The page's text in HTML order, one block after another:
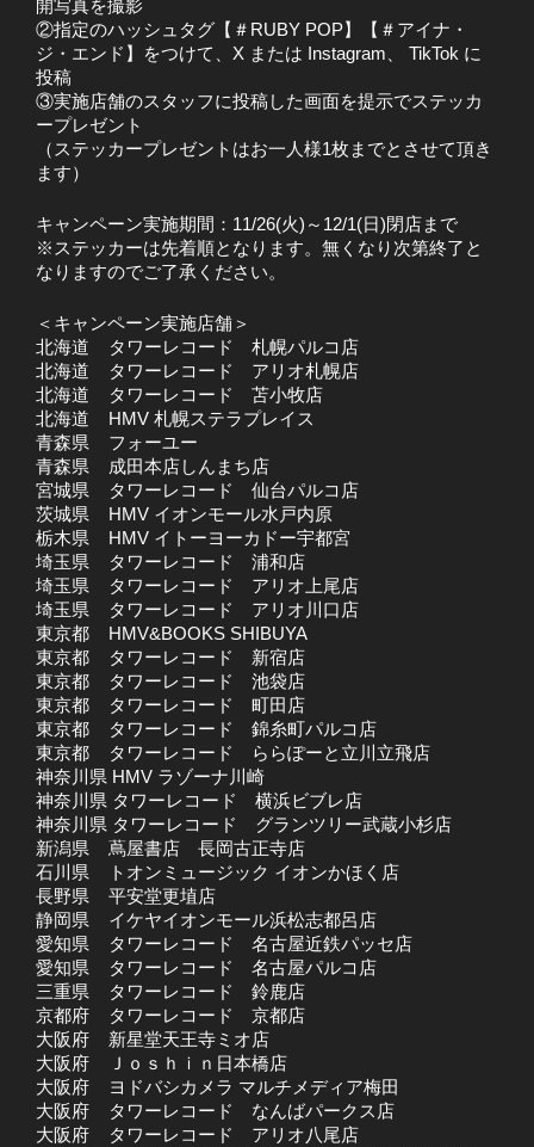
開写真を撮影
②指定のハッシュタグ【＃RUBY POP】【＃アイナ・
ジ・エンド】をつけて、X または Instagram、 TikTok に
投稿
③実施店舗のスタッフに投稿した画面を提示でステッカ
ープレゼント
（ステッカープレゼントはお一人様1枚までとさせて頂き
ます）
キャンペーン実施期間：11/26(火)～12/1(日)閉店まで
※ステッカーは先着順となります。無くなり次第終了と
なりますのでご了承ください。
＜キャンペーン実施店舗＞
北海道
タワーレコード 札幌パルコ店
北海道
タワーレコード アリオ札幌店
北海道
タワーレコード 苫小牧店
北海道
HMV 札幌ステラプレイス
青森県
フォーユー
青森県
成田本店しんまち店
宮城県
タワーレコード 仙台パルコ店
茨城県
HMV イオンモール水戸内原
栃木県
HMV イトーヨーカドー宇都宮
埼玉県
タワーレコード 浦和店
埼玉県
タワーレコード アリオ上尾店
埼玉県
タワーレコード アリオ川口店
東京都
HMV&BOOKS SHIBUYA
東京都
タワーレコード 新宿店
東京都
タワーレコード 池袋店
東京都
タワーレコード 町田店
東京都
タワーレコード 錦糸町パルコ店
東京都
タワーレコード ららぽーと立川立飛店
神奈川県 HMV ラゾーナ川崎
神奈川県 タワーレコード 横浜ビブレ店
神奈川県 タワーレコード グランツリー武蔵小杉店
新潟県
蔦屋書店 長岡古正寺店
石川県
トオンミュージック イオンかほく店
長野県
平安堂更埴店
静岡県
イケヤイオンモール浜松志都呂店
愛知県
タワーレコード 名古屋近鉄パッセ店
愛知県
タワーレコード 名古屋パルコ店
三重県
タワーレコード 鈴鹿店
京都府
タワーレコード 京都店
大阪府
新星堂天王寺ミオ店
大阪府
Ｊｏｓｈｉｎ日本橋店
大阪府
ヨドバシカメラ マルチメディア梅田
大阪府
タワーレコード なんばパークス店
大阪府
タワーレコード アリオ八尾店